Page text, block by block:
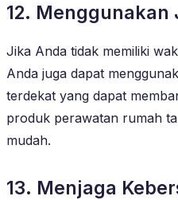
12. Menggunakan
Jika Anda tidak memiliki
Anda juga dapat
terdekat yang dapat
produk perawatan rumah
mudah.
13. Menjaga